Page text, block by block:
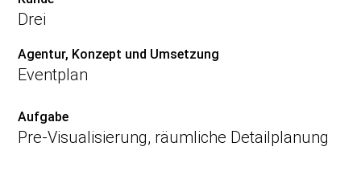
Drei
Agentur, Konzept und Umsetzung
Eventplan
Aufgabe
Pre-Visualisierung, räumliche Detailplanung